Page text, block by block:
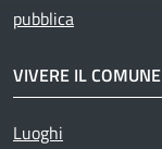
pubblica
VIVERE IL COMUNE
Luoghi